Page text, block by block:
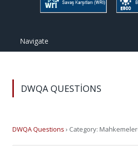
Navigate
DWQA QUESTIONS
DWQA Questions › Category: